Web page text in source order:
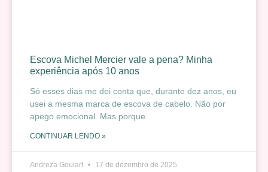
Escova Michel Mercier vale a pena? Minha
experiência após 10 anos
Só esses dias me dei conta que, durante dez anos, eu
usei a mesma marca de escova de cabelo. Não por
apego emocional. Mas porque
CONTINUAR LENDO »
Andreza Goulart 17 de dezembro de 2025